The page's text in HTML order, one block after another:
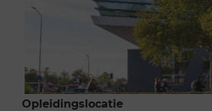
Opleidingslocatie